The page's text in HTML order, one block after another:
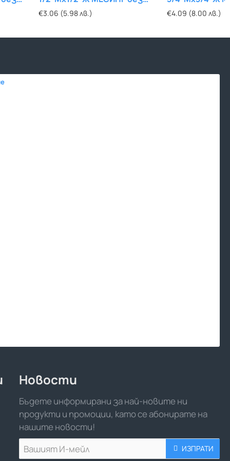
ПОКРИТИЕ
€1.28 (2.50 лв.) €1.28 (2.50
покритие
€3.06 (5.98 лв.)
покритие
€4.09 (8.00 лв.)
Новости
Бъдете информирани за най-новите ни
продукти и промоции, като се абонирате на
нашите новости!
Вашият
И-
ИЗПРАТИ